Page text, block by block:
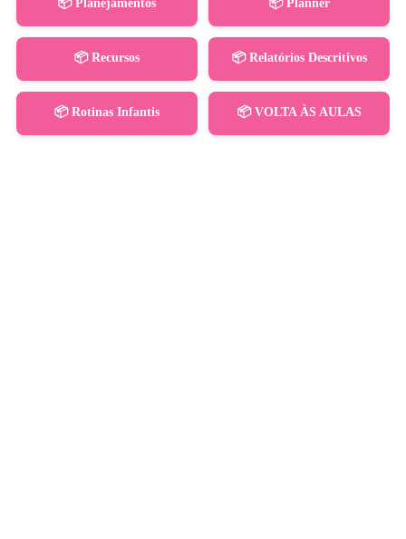
📦 Planejamentos 📦 Planner
📦 Recursos 📦 Relatórios Descritivos
📦 Rotinas Infantis 📦 VOLTA ÀS AULAS